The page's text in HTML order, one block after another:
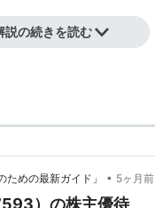
ランド
説の続きを読む
ための最新ガイド」 • 5ヶ月前
）の株主優待